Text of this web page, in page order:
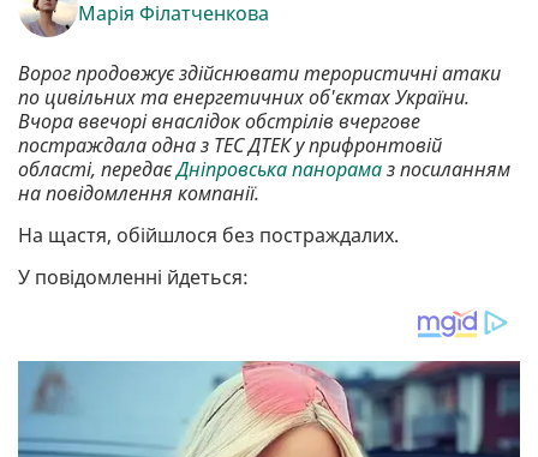
Марія Філатченкова
Ворог продовжує здійснювати терористичні атаки
по цивільних та енергетичних об'єктах України.
Вчора ввечорі внаслідок обстрілів вчергове
постраждала одна з ТЕС ДТЕК у прифронтовій
області, передаєДніпровська панорамаз посиланням
на повідомлення компанії.
На щастя, обійшлося без постраждалих.
У повідомленні йдеться: